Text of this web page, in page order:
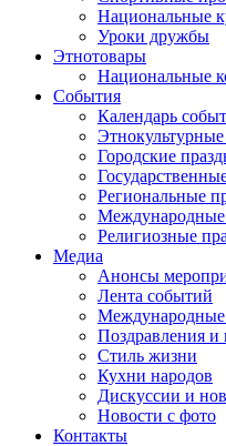
Национальные
Уроки дружбы
Этнотовары
Национальные
События
Календарь
Городские
Региональные
Международные
Религиозные
Медиа
Анонсы
Лента событий
Международные
Поздравления и
Cтиль жизни
Кухни народов
Дискуссии и
Новости с фото
Контакты